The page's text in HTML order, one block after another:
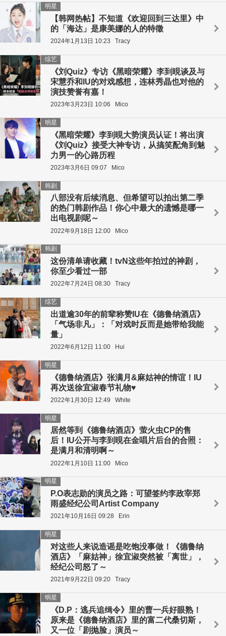
【韩网热帖】不知道《欢迎回到三达里》中
的「海达」是康美娜的人的特徵
明星
2024年1月13日 10:23 Tracy
《刘Quiz》专访《黑暗荣耀》李到晛谈及与
宋慧乔和IU的对戏感想，连林秀晶也对他的
演技赞誉有嘉！
综艺
2023年3月23日 10:06 Mico
《黑暗荣耀》李到晛大势演员认证！将出演
《刘Quiz》接受大神专访，从搞笑配角到魅
力男一的心路历程
明星
2023年3月6日 09:07 Mico
八部没有后续消息、但希望可以拍出第二季
的热门韩剧作品！你心中最大的遗憾是哪一
出电视剧呢～
韩剧
2022年9月18日 12:00 Mico
这份清单请收藏！tvN这些年拍过的神剧，
你至少看过一部
韩剧
2022年7月24日 08:30 Tracy
出道逾30年的前辈称赞IU在《德鲁纳酒店》
「气场非凡」：「对戏时反而是她带给我能
量」
综艺
2022年6月12日 11:00 Hui
《德鲁纳酒店》张满月&麻姑神的情谊！IU
再次送徐宜淑春节礼物♥
明星
2022年1月30日 12:49 White
居然等到《德鲁纳酒店》萤火虫CP的售
后！IU公开与李到晛在金唱片后台的合照：
是满月和清明啊～
明星
2022年1月10日 11:00 Mico
P.O表志勋的演员之路：可望签约李政宰郑
雨盛经纪公司Artist Company
明星
2021年10月16日 09:28 Erin
对这些人来说造谣是吃饱没事做！《德鲁纳
酒店》「麻姑神」徐宜淑突然被「离世」，
经纪公司怒了～
明星
2021年9月22日 09:20 Tracy
《D.P：逃兵追缉令》里的曹一兵好眼熟！
原来是《德鲁纳酒店》里的富二代桑切斯，
又一位「剧抛脸」演员～
明星